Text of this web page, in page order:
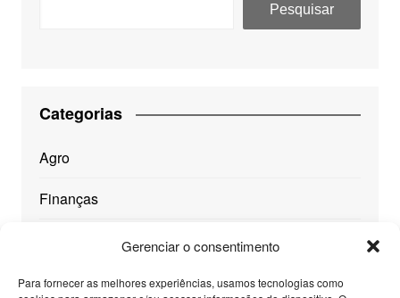
Gerenciar o consentimento
Para fornecer as melhores experiências, usamos tecnologias como
Pesquisar
Categorias
Agro
Finanças
Mundo